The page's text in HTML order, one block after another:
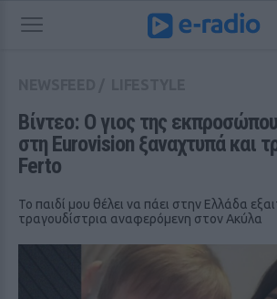
Βίντεο: Ο γιος της
στη Eurovision ξαναχτυπά και
Ferto
Το παιδί μου θέλει να πάει στην Ελλάδα
τραγουδίστρια αναφερόμενη στον Ακύλα